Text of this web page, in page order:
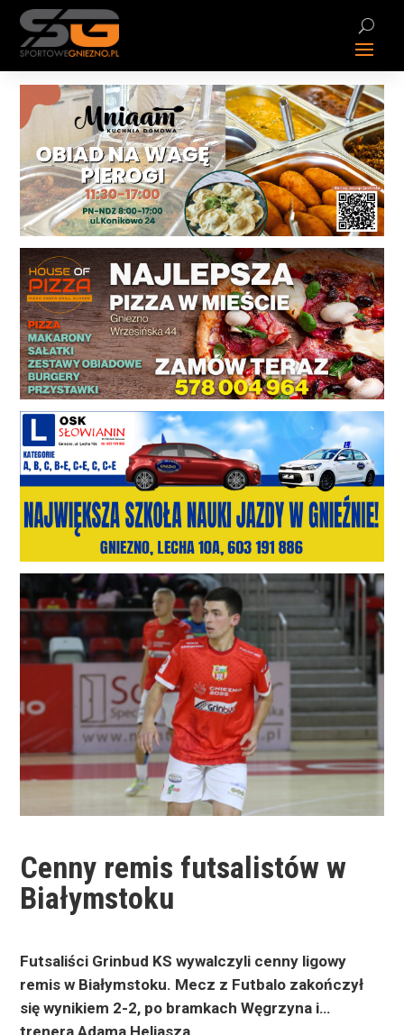
Cenny remis futsalistów w
Białymstoku
Futsaliści Grinbud KS wywalczyli cenny ligowy
remis w Białymstoku. Mecz z Futbalo zakończył
się wynikiem 2-2, po bramkach Węgrzyna i…